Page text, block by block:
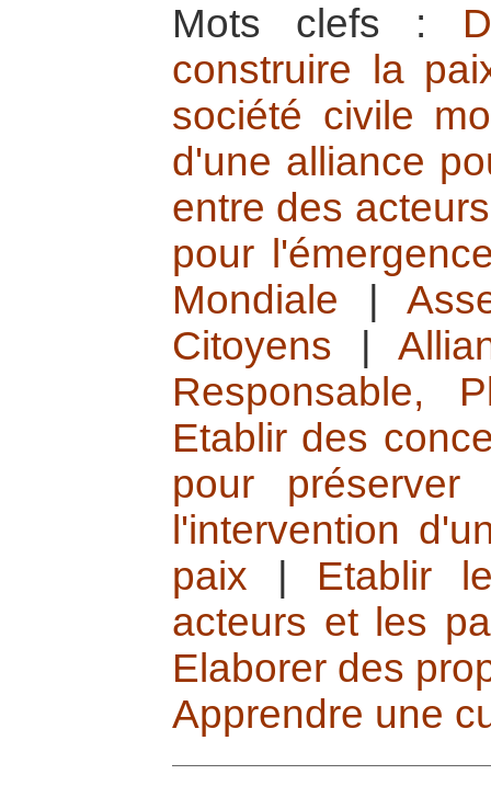
Mots clefs :
construire la
société civile
d'une alliance
entre des
pour
Mondiale
Citoyens |
Responsable,
Etablir des
pour
l'intervention
paix
Etablir
acteurs et les
Elaborer des
Apprendre une